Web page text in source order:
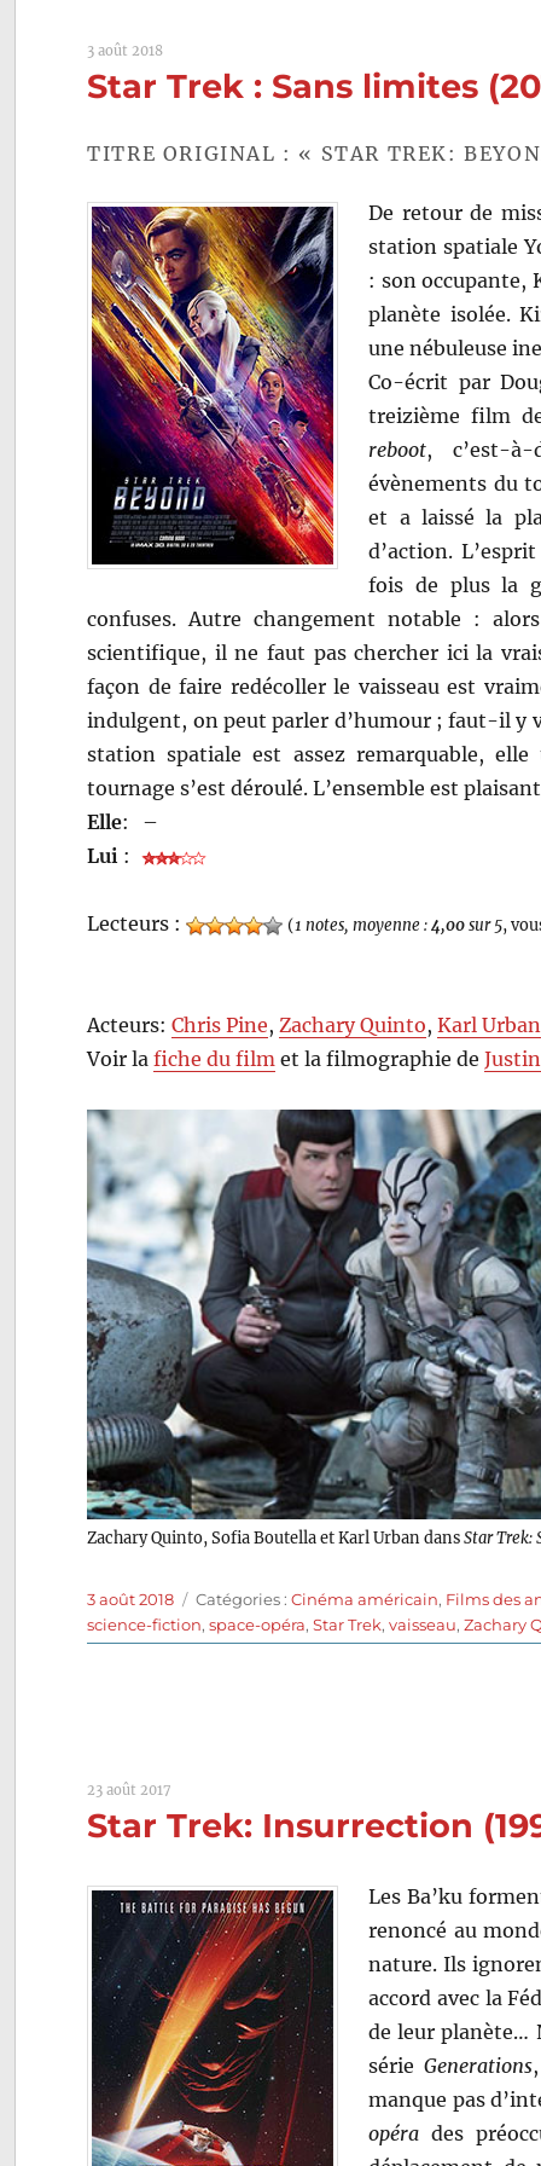
3 août 2018
Star Trek : Sans limites
TITRE ORIGINAL : « STAR TREK:
De retour de
station spatiale
: son occupante,
planète isolée.
une nébuleuse
Co-écrit par
treizième film
reboot, c’est-
évènements du
et a laissé la
d’action.
fois de plus la
confuses. Autre changement notable :
scientifique, il ne faut pas chercher ici la
façon de faire redécoller le vaisseau est
indulgent, on peut parler d’humour ; faut-il y
station spatiale est assez remarquable,
tournage s’est déroulé. L’ensemble est
Elle:
–
Lui :
Lecteurs : (1 notes, moyenne :4,00sur 5,
Acteurs:Chris Pine,Zachary Quinto,Karl Urban
Voir lafiche du film et la filmographie de
Zachary Quinto, Sofia Boutella et Karl Urban dansStar Trek:
Publié
le
3 août 2018 Catégories
Catégories :Cinéma américain, Films des
science-fiction,space-opéra,Star Trek,vaisseau,Zachary
23 août 2017
Star Trek: Insurrection
Les Ba’ku
renoncé au
nature. Ils
accord avec la
de leur planète…
série Generations,
manque pas
opéra des